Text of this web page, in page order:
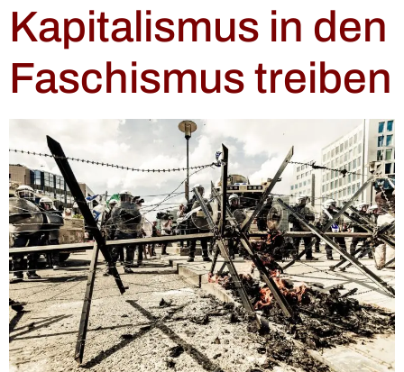
Kapitalismus in den
Faschismus treiben